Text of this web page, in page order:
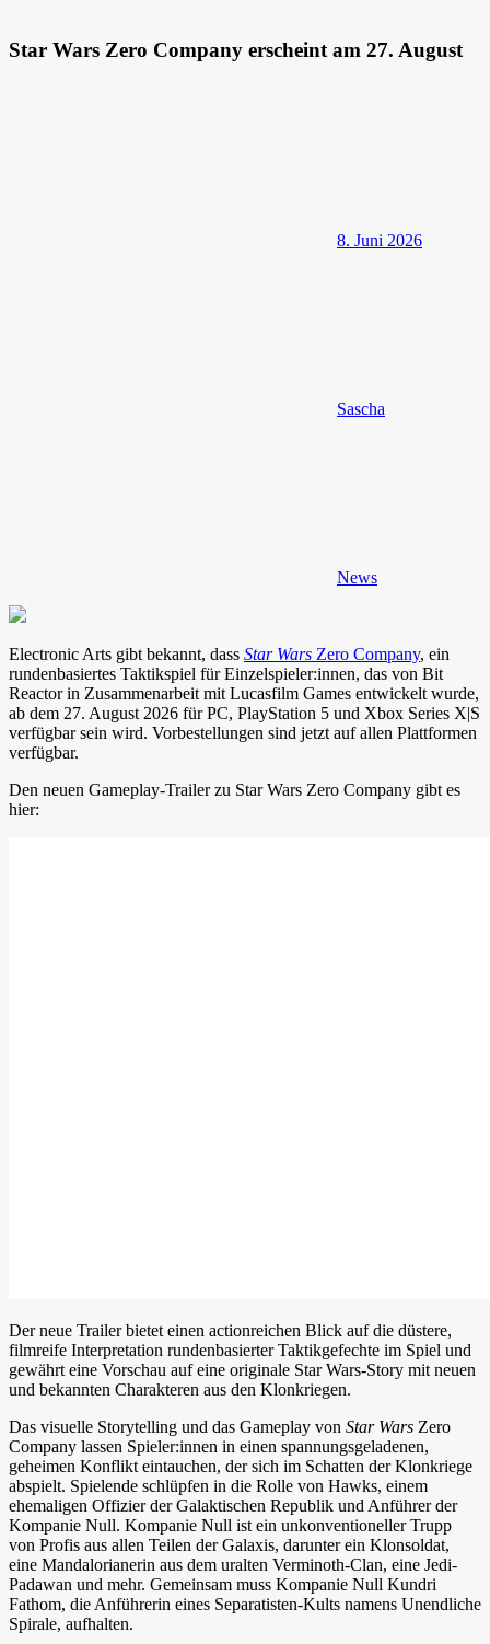
Star Wars Zero Company erscheint am 27. August
8. Juni 2026
Sascha
News
Electronic Arts gibt bekannt, dass Star Wars Zero Company, ein
rundenbasiertes Taktikspiel für Einzelspieler:innen, das von Bit
Reactor in Zusammenarbeit mit Lucasfilm Games entwickelt wurde,
ab dem 27. August 2026 für PC, PlayStation 5 und Xbox Series X|S
verfügbar sein wird. Vorbestellungen sind jetzt auf allen Plattformen
verfügbar.
Den neuen Gameplay-Trailer zu Star Wars Zero Company gibt es
hier:
Der neue Trailer bietet einen actionreichen Blick auf die düstere,
filmreife Interpretation rundenbasierter Taktikgefechte im Spiel und
gewährt eine Vorschau auf eine originale Star Wars-Story mit neuen
und bekannten Charakteren aus den Klonkriegen.
Das visuelle Storytelling und das Gameplay von Star Wars Zero
Company lassen Spieler:innen in einen spannungsgeladenen,
geheimen Konflikt eintauchen, der sich im Schatten der Klonkriege
abspielt. Spielende schlüpfen in die Rolle von Hawks, einem
ehemaligen Offizier der Galaktischen Republik und Anführer der
Kompanie Null. Kompanie Null ist ein unkonventioneller Trupp
von Profis aus allen Teilen der Galaxis, darunter ein Klonsoldat,
eine Mandalorianerin aus dem uralten Verminoth-Clan, eine Jedi-
Padawan und mehr. Gemeinsam muss Kompanie Null Kundri
Fathom, die Anführerin eines Separatisten-Kults namens Unendliche
Spirale, aufhalten.